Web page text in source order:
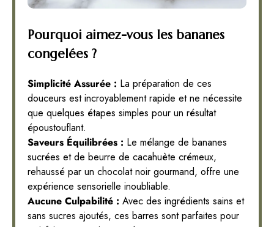
Pourquoi aimez-vous les bananes
congelées ?
Simplicité Assurée : La préparation de ces
douceurs est incroyablement rapide et ne nécessite
que quelques étapes simples pour un résultat
époustouflant.
Saveurs Équilibrées : Le mélange de bananes
sucrées et de beurre de cacahuète crémeux,
rehaussé par un chocolat noir gourmand, offre une
expérience sensorielle inoubliable.
Aucune Culpabilité : Avec des ingrédients sains et
sans sucres ajoutés, ces barres sont parfaites pour